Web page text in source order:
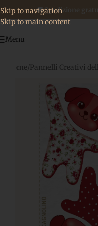
Skip to navigation
Skip to main content
🚚 Spedizione
Menu
Home/Pannelli Creativi